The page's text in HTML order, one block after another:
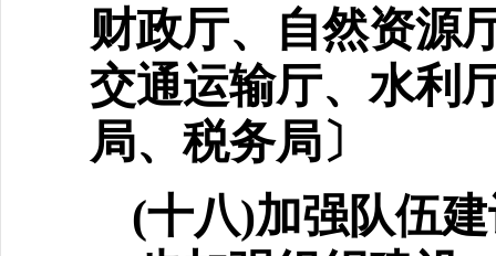
财政厅、自然资源
交通运输厅、水利
局、税务局〕
(十八)加强队伍